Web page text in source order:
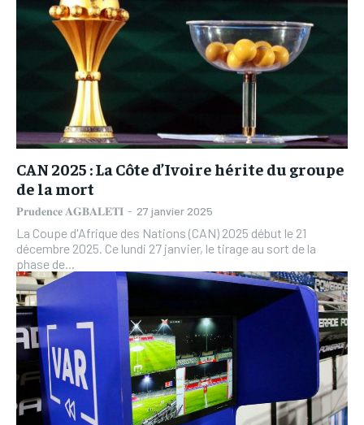
CAN 2025 : La Côte d’Ivoire hérite du groupe
de la mort
𝐏𝐫𝐮𝐝𝐞𝐧𝐜𝐞 𝐀𝐆𝐁𝐀𝐋𝐄𝐓𝐈 - 27 janvier 2025
La Coupe d'Afrique des Nations (CAN) 2025 début le 21
décembre 2025. Ce lundi 27 janvier, le tirage au sort de la
phase de...